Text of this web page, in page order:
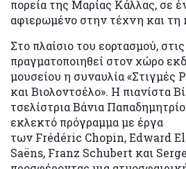
πορεία της Μαρίας Κάλλας, σε
αφιερωμένο στην τέχνη και τη
Στο πλαίσιο του εορτασμού, στις
πραγματοποιηθεί στον χώρο
μουσείου η συναυλία «Στιγμές
και Βιολοντσέλο». Η πιανίστα
τσελίστρια Βάνια
εκλεκτό πρόγραμμα με έργα
των Frédéric Chopin, Edward
Saëns, Franz Schubert και